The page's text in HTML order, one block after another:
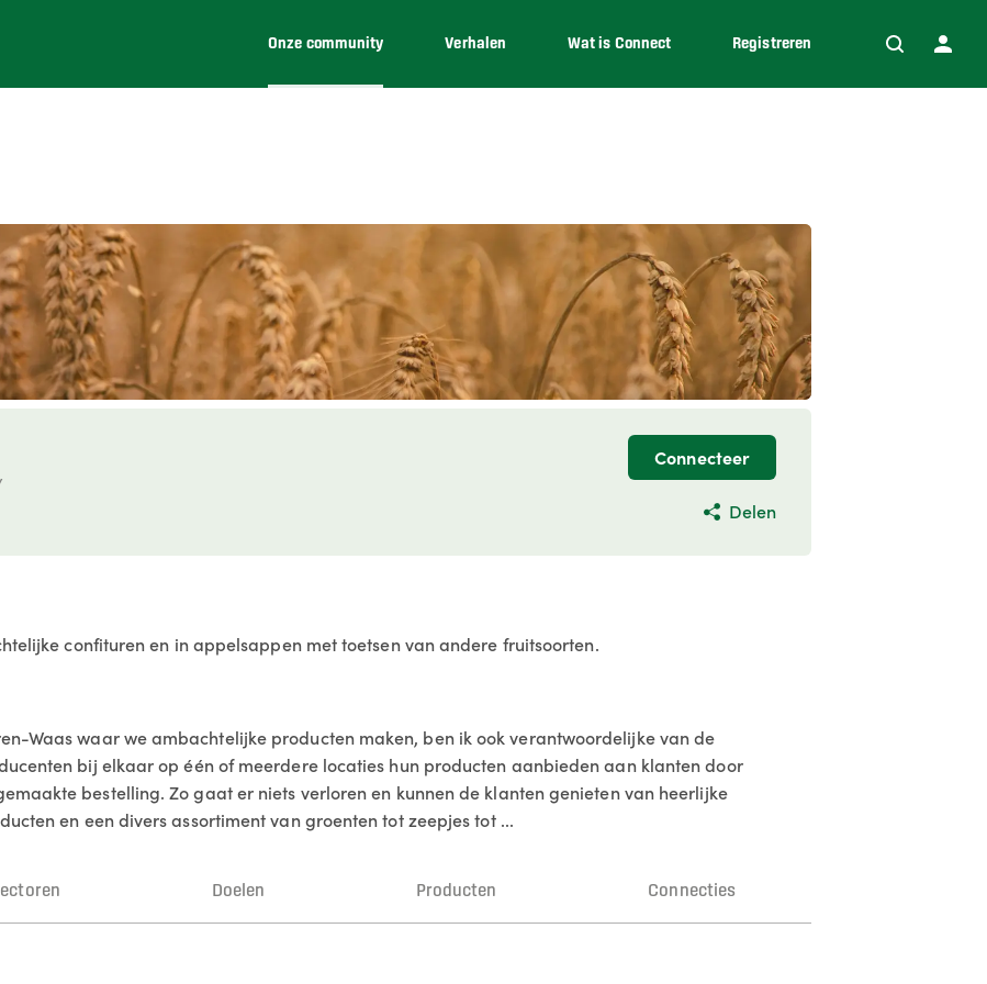
Onze community Verhalen Wat is Connect Registreren
Connecteer
Delen
confituren en in appelsappen met toetsen van andere fruitsoorten.
Waas waar we ambachtelijke producten maken, ben ik ook verantwoordelijke van de
bij elkaar op één of meerdere locaties hun producten aanbieden aan klanten door
bestelling. Zo gaat er niets verloren en kunnen de klanten genieten van heerlijke
en een divers assortiment van groenten tot zeepjes tot ...
Doelen Producten Connecties